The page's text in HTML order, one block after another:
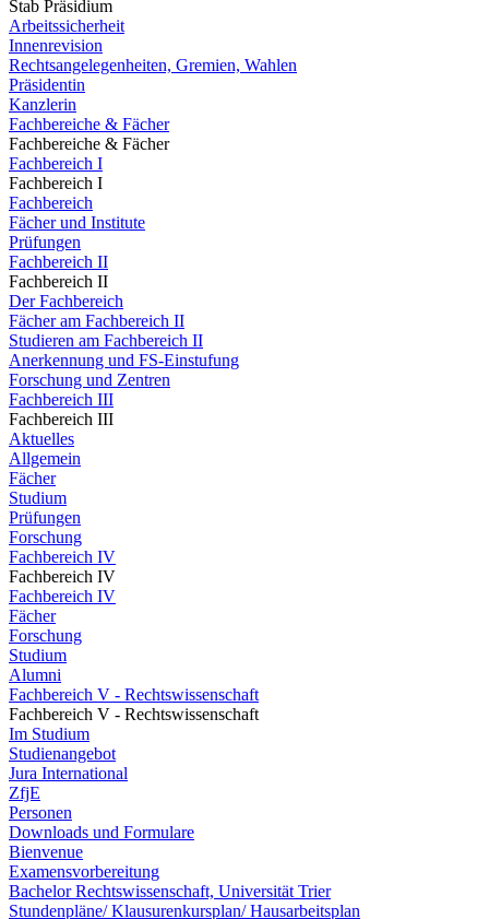
Stab Präsidium
Arbeitssicherheit
Innenrevision
Rechtsangelegenheiten, Gremien, Wahlen
Präsidentin
Kanzlerin
Fachbereiche & Fächer
Fachbereiche & Fächer
Fachbereich I
Fachbereich I
Fachbereich
Fächer und Institute
Prüfungen
Fachbereich II
Fachbereich II
Der Fachbereich
Fächer am Fachbereich II
Studieren am Fachbereich II
Anerkennung und FS-Einstufung
Forschung und Zentren
Fachbereich III
Fachbereich III
Aktuelles
Allgemein
Fächer
Studium
Prüfungen
Forschung
Fachbereich IV
Fachbereich IV
Fachbereich IV
Fächer
Forschung
Studium
Alumni
Fachbereich V - Rechtswissenschaft
Fachbereich V - Rechtswissenschaft
Im Studium
Studienangebot
Jura International
ZfjE
Personen
Downloads und Formulare
Bienvenue
Examensvorbereitung
Bachelor Rechtswissenschaft, Universität Trier
Stundenpläne/ Klausurenkursplan/ Hausarbeitsplan